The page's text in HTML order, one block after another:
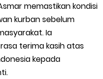
di Cibubur
Merah Putih" Jalin
dan Mahasiswa
memastikan kondisi
kurban sebelum
Ia
terima kasih atas
kepada